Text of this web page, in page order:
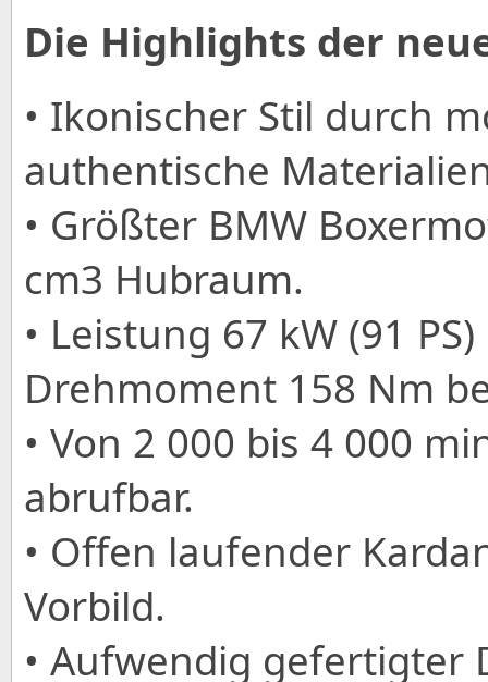
Die Highlights der
• Ikonischer Stil durch
authentische
• Größter BMW
cm3 Hubraum.
• Leistung 67 kW (91
Drehmoment 158 Nm
• Von 2 000 bis 4 000
abrufbar.
• Offen laufender
Vorbild.
• Aufwendig gefertigter